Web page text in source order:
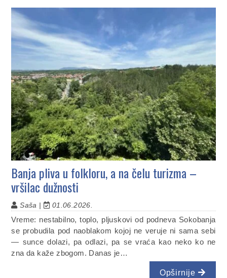
Banja pliva u folkloru, a na čelu turizma –
vršilac dužnosti
Saša | 01.06.2026.
Vreme: nestabilno, toplo, pljuskovi od podneva Sokobanja
se probudila pod naoblakom kojoj ne veruje ni sama sebi
— sunce dolazi, pa odlazi, pa se vraća kao neko ko ne
zna da kaže zbogom. Danas je…
Opširnije